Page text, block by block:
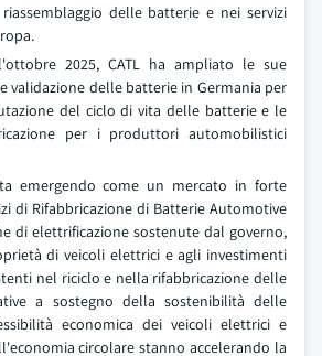
delle batterie e nei servizi
2025, CATL ha ampliato le sue
validazione delle batterie in Germania per
del ciclo di vita delle batterie e le
per i produttori automobilistici
emergendo come un mercato in forte
di Rifabbricazione di Batterie Automotive
di elettrificazione sostenute dal governo,
di veicoli elettrici e agli investimenti
nel riciclo e nella rifabbricazione delle
a sostegno della sostenibilità delle
economica dei veicoli elettrici e
circolare stanno accelerando la